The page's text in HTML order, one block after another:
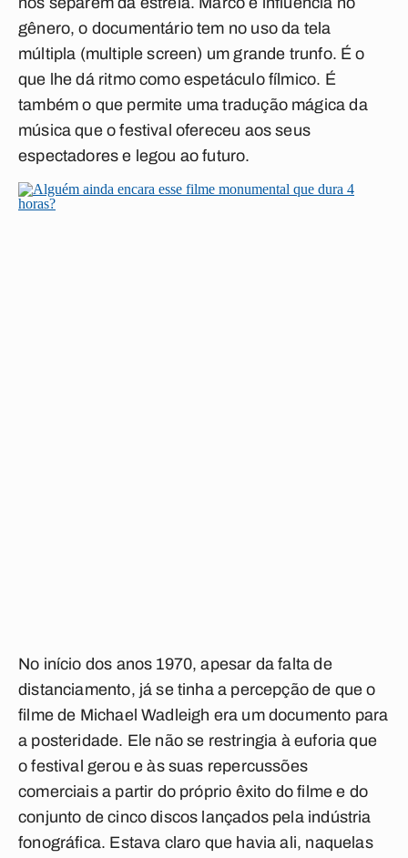
gênero, o documentário tem no uso da tela
múltipla (multiple screen) um grande trunfo. É o
que lhe dá ritmo como espetáculo fílmico. É
também o que permite uma tradução mágica da
música que o festival ofereceu aos seus
espectadores e legou ao futuro.
No início dos anos 1970, apesar da falta de
distanciamento, já se tinha a percepção de que o
filme de Michael Wadleigh era um documento para
a posteridade. Ele não se restringia à euforia que
o festival gerou e às suas repercussões
comerciais a partir do próprio êxito do filme e do
conjunto de cinco discos lançados pela indústria
fonográfica. Estava claro que havia ali, naquelas